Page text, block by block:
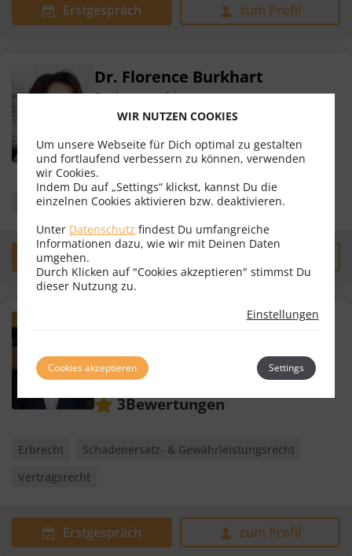
Erstgespräch zum Profil
Dr. Florence Burkhart
Rechtsanwältin
18Bewertungen
Erbrecht Vertragsrecht
Erstgespräch
Mag. Sebastian Boecker, MBL
5020 Salzburg
Weitere Standorte
3Bewertungen
Erbrecht
Schadenersatz- & Gewährleistungsrecht
Vertragsrecht
Erstgespräch zum Profil
WIR NUTZEN COOKIES
Um unsere Webseite für Dich optimal zu gestalten
und fortlaufend verbessern zu können, verwenden
wir Cookies.
Indem Du auf „Settings“ klickst, kannst Du die
einzelnen Cookies aktivieren bzw. deaktivieren.
Unter Datenschutz findest Du umfangreiche
Informationen dazu, wie wir mit Deinen Daten
umgehen.
Durch Klicken auf "Cookies akzeptieren" stimmst Du
dieser Nutzung zu.
Einstellungen
Cookies akzeptieren Settings